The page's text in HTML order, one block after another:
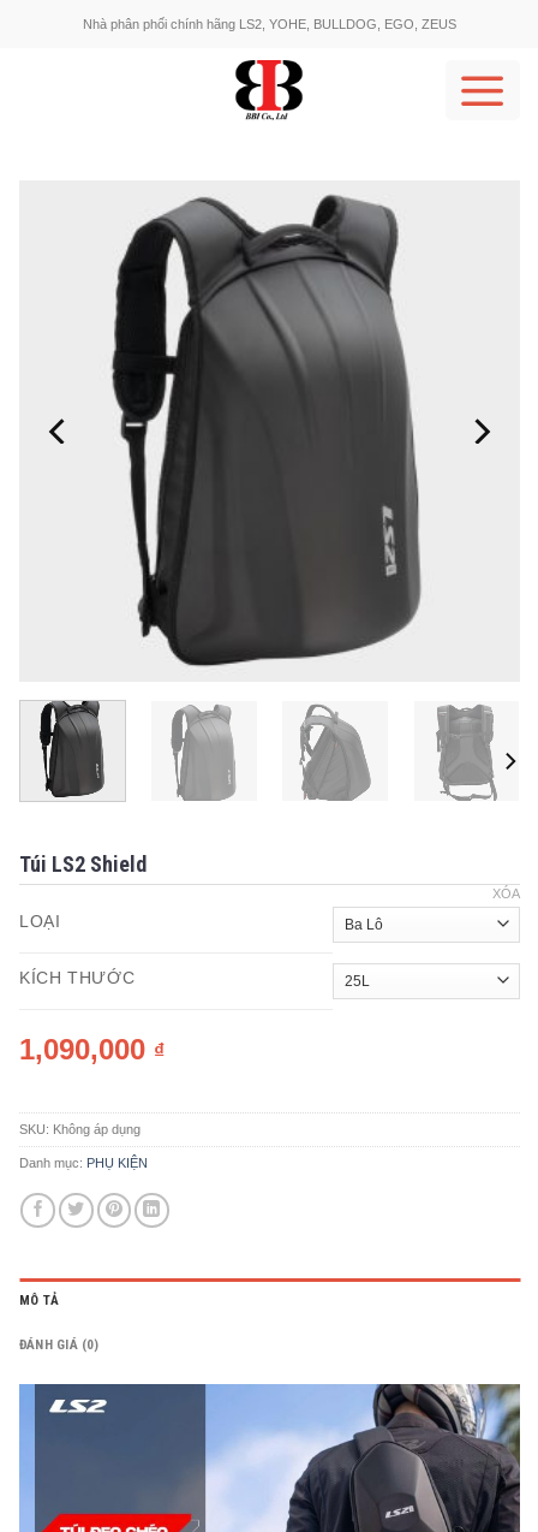
Nhà phân phối chính hãng LS2, YOHE, BULLDOG, EGO, ZEUS
Túi LS2 Shield
LOẠI
KÍCH THƯỚC
XÓA
1,090,000 ₫
SKU: Không áp dụng
Danh mục: PHỤ KIỆN
MÔ TẢ
ĐÁNH GIÁ (0)